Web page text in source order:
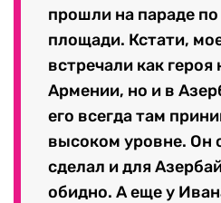
прошли на параде
площади. Кстати,
встречали как героя
Армении, но и в
его всегда там
высоком уровне. Он
сделал и для
обидно. А еще у